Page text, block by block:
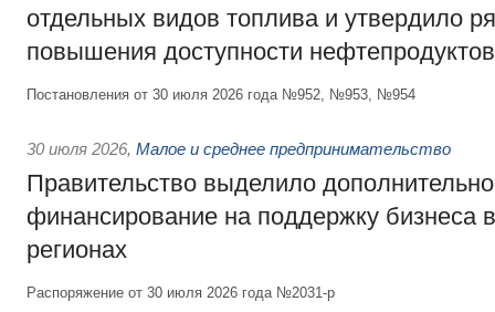
отдельных видов топлива и утвердило
повышения доступности нефтепродуктов
Постановления от 30 июля 2026 года №952, №953, №954
30 июля 2026, Малое и среднее предпринимательство
Правительство выделило
финансирование на поддержку бизнеса
регионах
Распоряжение от 30 июля 2026 года №2031-р